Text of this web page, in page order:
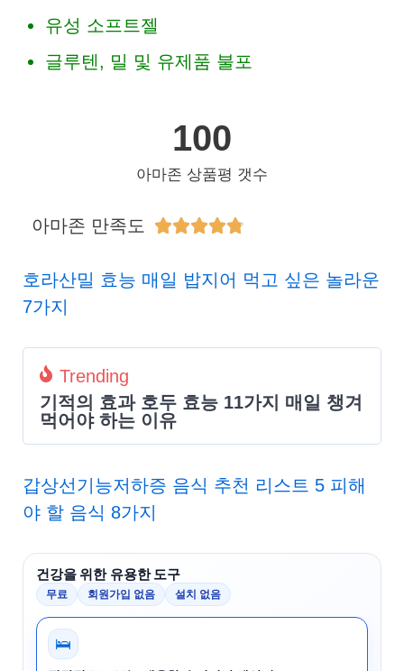
유성 소프트젤
글루텐, 밀 및 유제품 불포
아마존 상품평 갯수
100
아마존 만족도 
호라산밀 효능 매일 밥지어 먹고 싶은 놀라운
7가지
Trending
기적의 효과 호두 효능 11가지 매일 챙겨
먹어야 하는 이유
갑상선기능저하증 음식 추천 리스트 5 피해
야 할 음식 8가지
건강을 위한 유용한 도구
무료 회원가입 없음 설치 없음
🛌